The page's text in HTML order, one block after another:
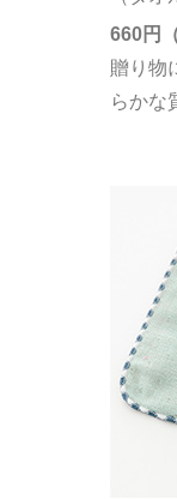
贈り物
らかな
660円